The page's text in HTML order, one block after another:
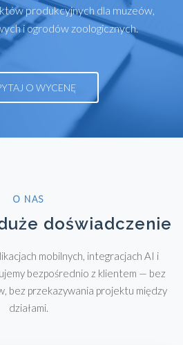
produkcyjnych dla muzeów,
i ogrodów zoologicznych.
O WYCENĘ
O NAS
doświadczenie
mobilnych, integracjach AI i
bezpośrednio z klientem — bez
bez przekazywania projektu między
działami.